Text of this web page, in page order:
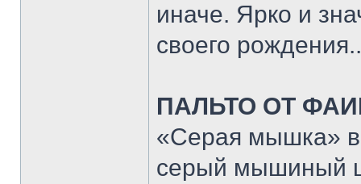
иначе. Ярко и
своего
ПАЛЬТО ОТ
«Серая мышка»
серый мышиный